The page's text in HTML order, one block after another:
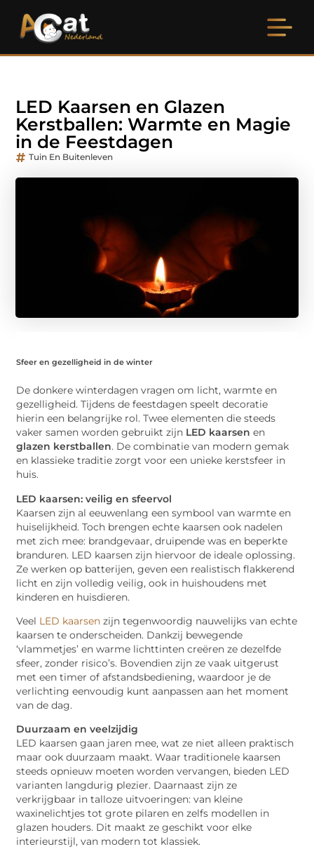
LED Kaarsen en Glazen
Kerstballen: Warmte en Magie
in de Feestdagen
Tuin En Buitenleven
Sfeer en gezelligheid in de winter
De donkere winterdagen vragen om licht, warmte en
gezelligheid. Tijdens de feestdagen speelt decoratie
hierin een belangrijke rol. Twee elementen die steeds
vaker samen worden gebruikt zijn LED kaarsen en
glazen kerstballen. De combinatie van modern gemak
en klassieke traditie zorgt voor een unieke kerstsfeer in
huis.
LED kaarsen: veilig en sfeervol
Kaarsen zijn al eeuwenlang een symbool van warmte en
huiselijkheid. Toch brengen echte kaarsen ook nadelen
met zich mee: brandgevaar, druipende was en beperkte
branduren. LED kaarsen zijn hiervoor de ideale oplossing.
Ze werken op batterijen, geven een realistisch flakkerend
licht en zijn volledig veilig, ook in huishoudens met
kinderen en huisdieren.
Veel LED kaarsen zijn tegenwoordig nauwelijks van echte
kaarsen te onderscheiden. Dankzij bewegende
‘vlammetjes’ en warme lichttinten creëren ze dezelfde
sfeer, zonder risico’s. Bovendien zijn ze vaak uitgerust
met een timer of afstandsbediening, waardoor je de
verlichting eenvoudig kunt aanpassen aan het moment
van de dag.
Duurzaam en veelzijdig
LED kaarsen gaan jaren mee, wat ze niet alleen praktisch
maar ook duurzaam maakt. Waar traditionele kaarsen
steeds opnieuw moeten worden vervangen, bieden LED
varianten langdurig plezier. Daarnaast zijn ze
verkrijgbaar in talloze uitvoeringen: van kleine
waxinelichtjes tot grote pilaren en zelfs modellen in
glazen houders. Dit maakt ze geschikt voor elke
interieurstijl, van modern tot klassiek.